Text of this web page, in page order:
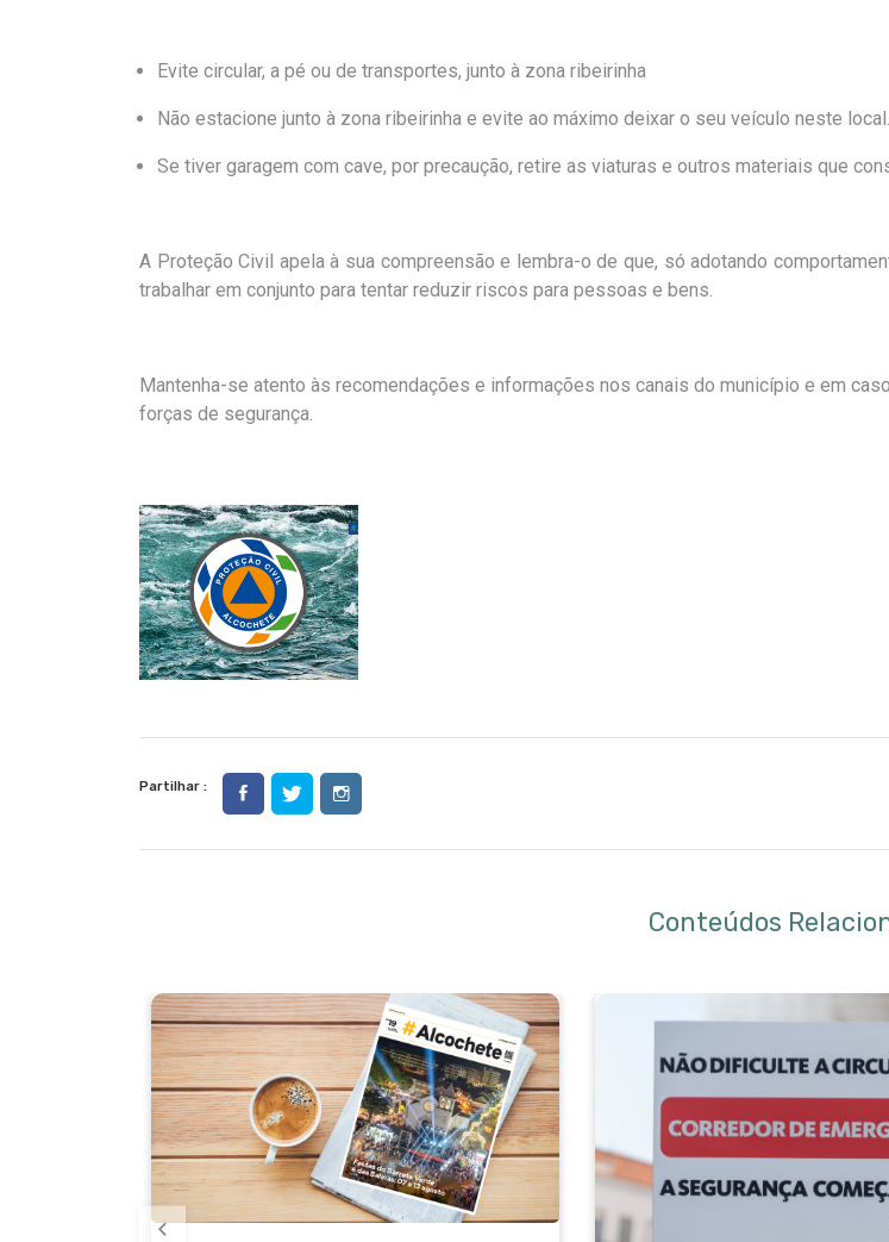
Evite circular, a pé ou de transportes, junto à zona ribeirinha
Não estacione junto à zona ribeirinha e evite ao máximo deixar o seu veículo neste local.
Se tiver garagem com cave, por precaução, retire as viaturas e outros materiais que
A Proteção Civil apela à sua compreensão e lembra-o de que, só adotando
trabalhar em conjunto para tentar reduzir riscos para pessoas e bens.
Mantenha-se atento às recomendações e informações nos canais do município e em
forças de segurança.
Partilhar :
Conteúdos